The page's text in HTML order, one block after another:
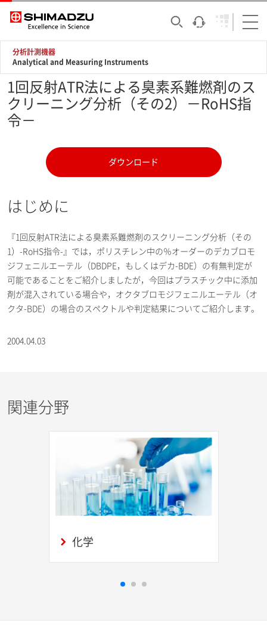
分析計測機器
Analytical and Measuring Instruments
1回反射ATR法による臭素系難燃剤のス
クリーニング分析（その2）－RoHS指
令－
ダウンロード
はじめに
『1回反射ATR法による臭素系難燃剤のスクリーニング分析（その
1）-RoHS指令-』では，ポリスチレン中の％オーダーのデカブロモ
ジフェニルエーテル（DBDPE，もしくはデカ-BDE）の有無判定が
可能であることをご紹介しましたが，今回はプラスチック中に添加
剤が混入されている場合や，オクタブロモジフェニルエーテル（オ
クタ-BDE）の場合のスペクトルや判定結果についてご紹介します。
2004.04.03
関連分野
化学